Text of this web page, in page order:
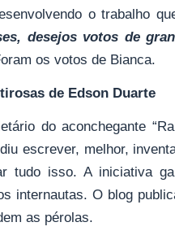
o trabalho
desejos votos de
os votos de Bianca.
de Edson Duarte
do aconchegante
escrever, melhor,
tudo isso. A iniciativa
internautas. O blog
as pérolas.